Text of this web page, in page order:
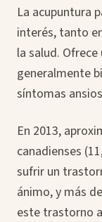
La acupuntura
interés, tanto
la salud.
generalmente
síntomas
En 2013,
canadienses
sufrir un
ánimo, y más
este trastorno